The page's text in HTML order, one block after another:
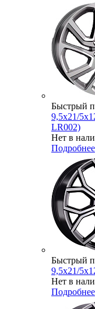
Быстрый
9,5x21/
LR002)
Нет в
Подробнее
Быстрый
9,5x21/
Нет в
Подробнее